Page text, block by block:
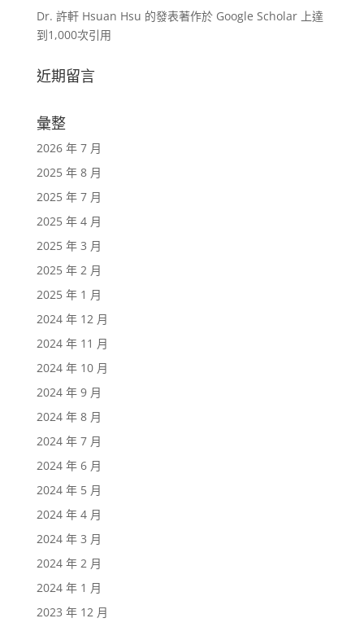
Dr. 許軒 Hsuan Hsu 的發表著作於 Google Scholar 上達
到1,000次引用
近期留言
彙整
2026 年 7 月
2025 年 8 月
2025 年 7 月
2025 年 4 月
2025 年 3 月
2025 年 2 月
2025 年 1 月
2024 年 12 月
2024 年 11 月
2024 年 10 月
2024 年 9 月
2024 年 8 月
2024 年 7 月
2024 年 6 月
2024 年 5 月
2024 年 4 月
2024 年 3 月
2024 年 2 月
2024 年 1 月
2023 年 12 月